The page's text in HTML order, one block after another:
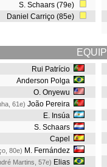
S. Schaars (79e)
Daniel Carriço (85e)
Rui Patrício
Anderson Polga
O. Onyewu
61e) João Pereira
E. Insúa
S. Schaars
Capel
80e) M. Fernández
Martins, 57e) Elias